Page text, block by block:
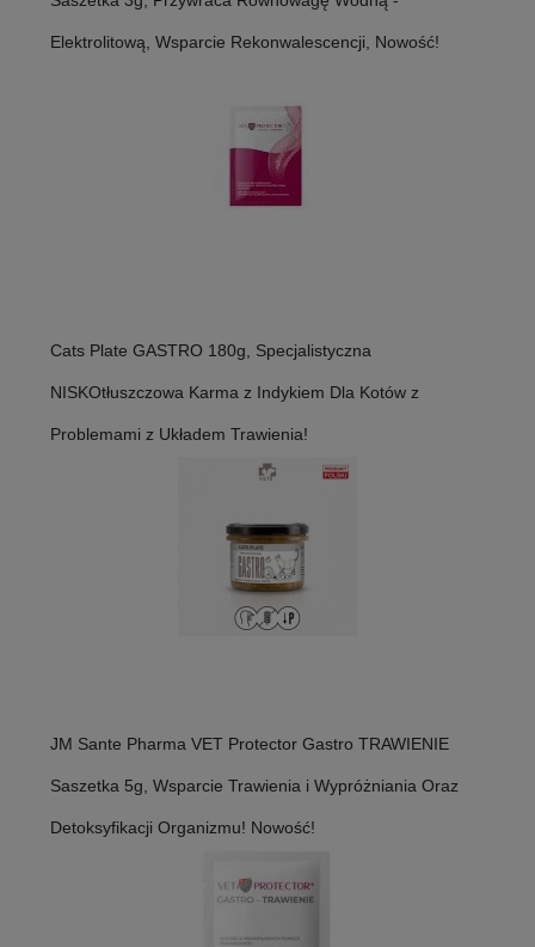
Elektrolitową, Wsparcie Rekonwalescencji, Nowość!
Cats Plate GASTRO 180g, Specjalistyczna
NISKOtłuszczowa Karma z Indykiem Dla Kotów z
Problemami z Układem Trawienia!
JM Sante Pharma VET Protector Gastro TRAWIENIE
Saszetka 5g, Wsparcie Trawienia i Wypróżniania Oraz
Detoksyfikacji Organizmu! Nowość!